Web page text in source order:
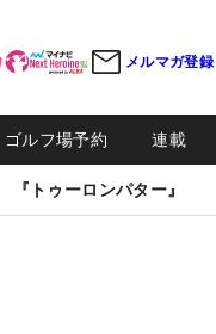
メルマガ登録
ゴルフ場予約 連載
トゥーロンパター』